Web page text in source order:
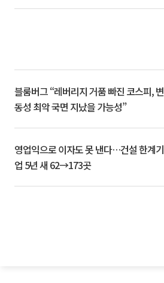
블룸버그 “레버리지 거품 빠진 코스피, 변
동성 최악 국면 지났을 가능성”
영업익으로 이자도 못 낸다…건설 한계기
업 5년 새 62→173곳